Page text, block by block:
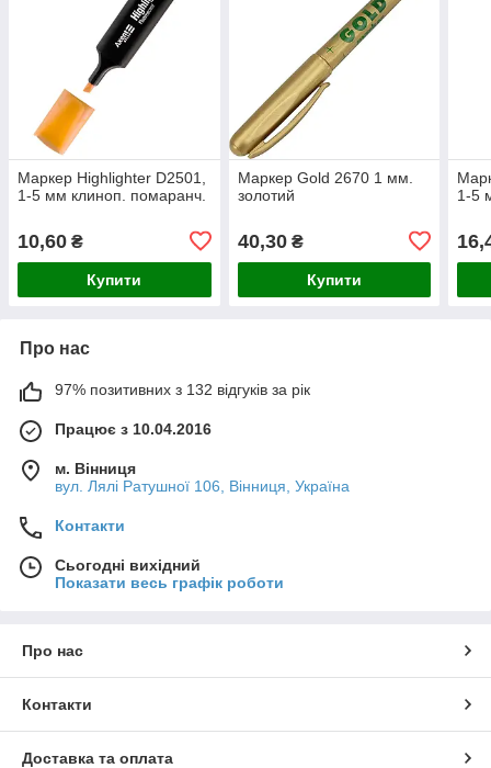
Маркер Highlighter D2501,
1-5 мм клиноп. помаранч.
10,60 ₴
Купити
Маркер Gold 2670 1 мм.
золотий
40,30₴
Купити
1-5
Про нас
97% позитивних з 132 відгуків за рік
Працює з 10.04.2016
м. Вінниця
вул. Лялі Ратушної 106, Вінниця, Україна
Контакти
Сьогодні вихідний
Показати весь графік роботи
Про нас
Контакти
Доставка та оплата